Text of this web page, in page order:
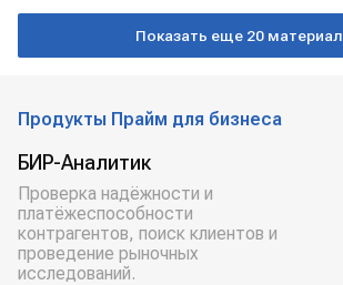
РФ ЛНР ФНС России
Показать еще 20
Продукты Прайм для бизнеса
БИР-Аналитик
Проверка надёжности и
платёжеспособности
контрагентов, поиск клиентов и
проведение рыночных
исследований.